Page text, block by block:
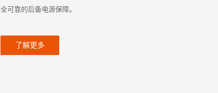
全可靠的后备电源保障。
了解更多